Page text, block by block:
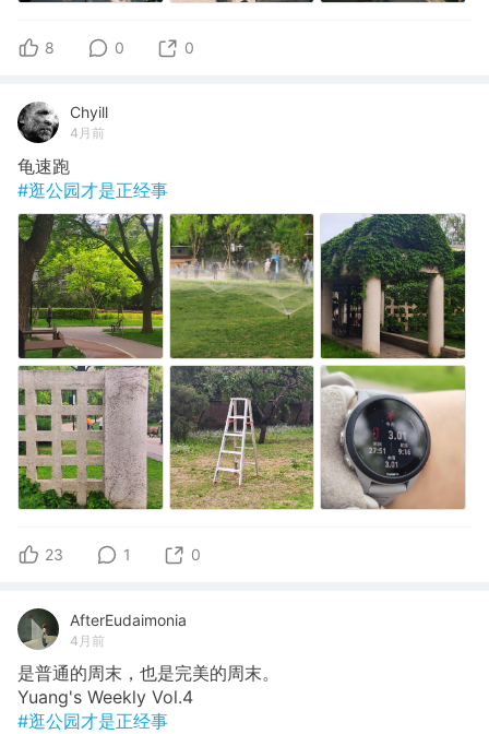
8 0 0
Chyill
4月前
龟速跑
#逛公园才是正经事
23 1 0
AfterEudaimonia
4月前
是普通的周末，也是完美的周末。
Yuang's Weekly Vol.4
#逛公园才是正经事